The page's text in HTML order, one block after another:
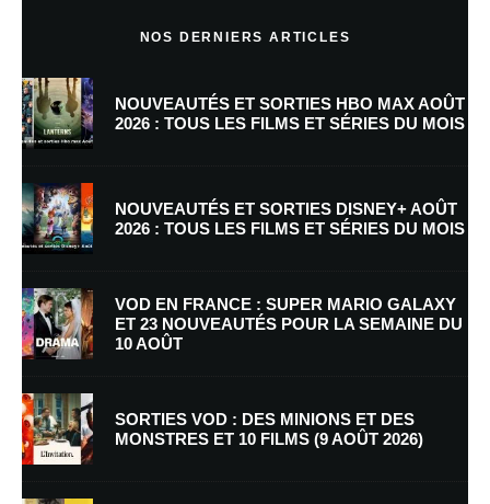
E-mail*
Enregistrer mon nom, mon e-mail et mon site dans le navigateur pour
mon prochain commentaire.
NOS DERNIERS ARTICLES
NOUVEAUTÉS ET SORTIES HBO MAX AOÛT
2026 : TOUS LES FILMS ET SÉRIES DU MOIS
NOUVEAUTÉS ET SORTIES DISNEY+ AOÛT
2026 : TOUS LES FILMS ET SÉRIES DU MOIS
VOD EN FRANCE : SUPER MARIO GALAXY
ET 23 NOUVEAUTÉS POUR LA SEMAINE DU
10 AOÛT
SORTIES VOD : DES MINIONS ET DES
MONSTRES ET 10 FILMS (9 AOÛT 2026)